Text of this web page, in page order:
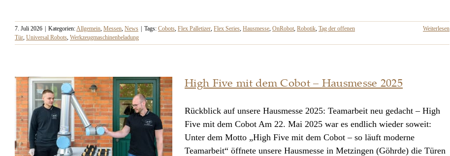
7. Juli 2026 Kategorien:Allgemein, Messen, News Tags: Cobots, Flex Palletizer, Flex Series, Hausmesse, OnRobot, Robotik, Tag der offenen
Tür, Universal Robots, Werkzeugmaschinenbeladung
Weiterlesen
High Five mit dem Cobot – Hausmesse 2025
Rückblick auf unsere Hausmesse 2025: Teamarbeit neu gedacht – High
Five mit dem Cobot Am 22. Mai 2025 war es endlich wieder soweit:
Unter dem Motto „High Five mit dem Cobot – so läuft moderne
Teamarbeit“ öffnete unsere Hausmesse in Metzingen (Göhrde) die Türen